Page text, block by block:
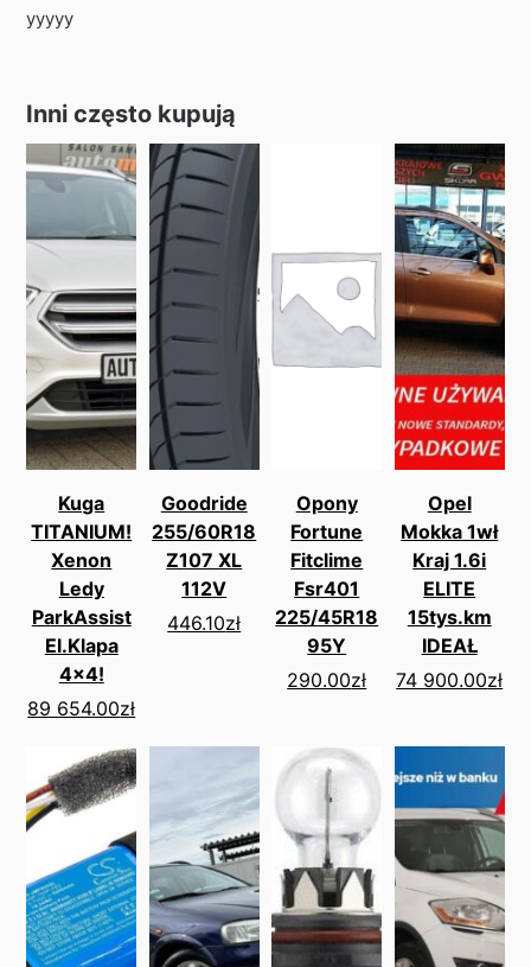
yyyyy
Inni często kupują
Kuga
TITANIUM!
Xenon
Ledy
ParkAssist
El.Klapa
4x4!
89 654.00zł
Goodride
255/60R18
Z107 XL
112V
446.10zł
Opony
Fortune
Fitclime
Fsr401
225/45R18
95Y
290.00zł
Opel
Mokka 1wł
Kraj 1.6i
ELITE
15tys.km
IDEAŁ
74 900.00zł